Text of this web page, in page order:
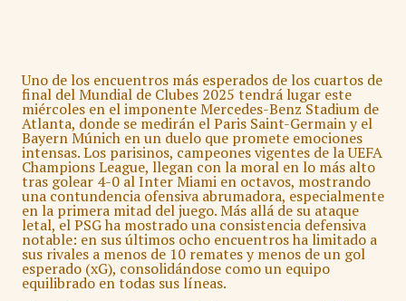
Uno de los encuentros más esperados de los cuartos de
final del Mundial de Clubes 2025 tendrá lugar este
miércoles en el imponente Mercedes-Benz Stadium de
Atlanta, donde se medirán el Paris Saint-Germain y el
Bayern Múnich en un duelo que promete emociones
intensas. Los parisinos, campeones vigentes de la UEFA
Champions League, llegan con la moral en lo más alto
tras golear 4-0 al Inter Miami en octavos, mostrando
una contundencia ofensiva abrumadora, especialmente
en la primera mitad del juego. Más allá de su ataque
letal, el PSG ha mostrado una consistencia defensiva
notable: en sus últimos ocho encuentros ha limitado a
sus rivales a menos de 10 remates y menos de un gol
esperado (xG), consolidándose como un equipo
equilibrado en todas sus líneas.